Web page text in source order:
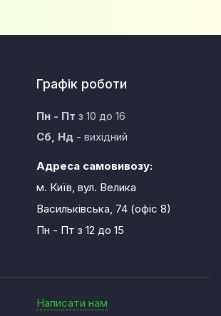
Графік роботи
Пн - Пт з 10 до 16
Сб, Нд- вихідний
Адреса самовивозу:
м. Київ, вул. Велика
Васильківська, 74 (офіс 8)
Пн - Пт з 12 до 15
Написати нам